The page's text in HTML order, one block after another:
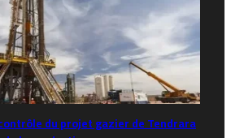
du projet gazier de Tendrara